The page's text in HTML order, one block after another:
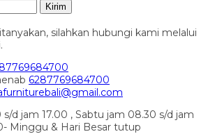
Kirim
silahkan hubungi kami melalui
6287769684700
d jam 17.00 , Sabtu jam 08.30 s/d jam
Minggu & Hari Besar tutup